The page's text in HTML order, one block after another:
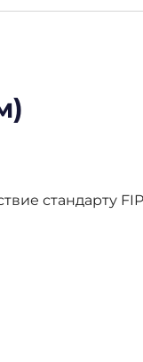
стандарту